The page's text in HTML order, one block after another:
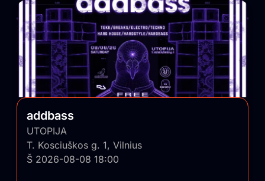
addbass
UTOPIJA
T. Kosciuškos g. 1, Vilnius
Š 2026-08-08 18:00